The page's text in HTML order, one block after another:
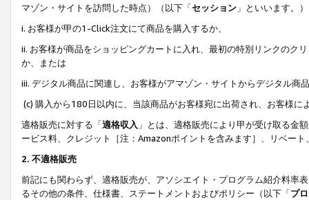
マゾン・サイトを訪問した時点）（以下「セッション 」といいます。
i. お客様が甲の1-Click注文にて商品を購入するか、
ii. お客様が商品をショッピングカートに入れ、最初の特別リンクのク
か、または
iii. デジタル商品に関連し、お客様がアマゾン・サイトからデジタル
(c) 購入から180日以内に、当該商品がお客様宛に出荷され、お客様
適格販売に対する「適格収入 」とは、適格販売により甲が受け取る金
ービス料、クレジット［注：Amazonポイントを含みます］、リベー
2. 不適格販売
前記にも関わらず、適格販売が、アソシエイト・プログラム紹介料率
るその他の条件、仕様書、ステートメントおよびポリシー（以下「プ